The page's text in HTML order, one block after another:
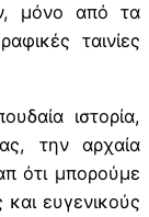
μόνο από τα
ταινίες
ιστορία,
την αρχαία
ότι μπορούμε
ευγενικούς